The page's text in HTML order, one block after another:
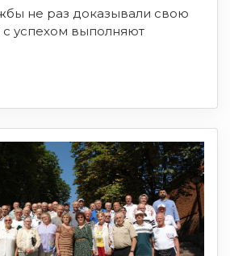
не раз доказывали свою
с успехом выполняют